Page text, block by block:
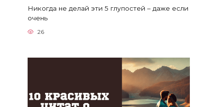
Никогда не делай эти 5 глупостей – даже если
очень
26